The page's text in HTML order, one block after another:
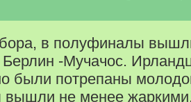
в полуфиналы
-Мучачос.
были потрепаны
не менее